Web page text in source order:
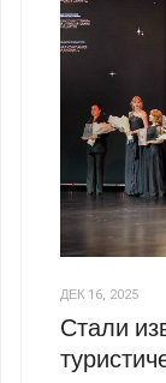
ДЕК 16, 2025
Стали